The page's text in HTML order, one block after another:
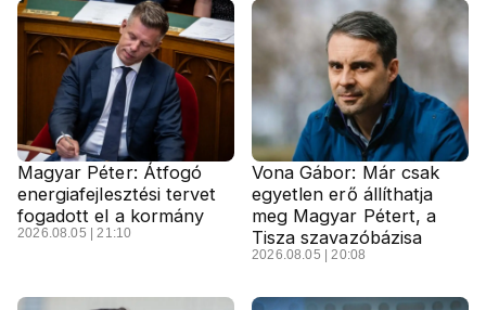
Magyar Péter: Átfogó
energiafejlesztési tervet
fogadott el a kormány
2026.08.05 | 21:10
Vona Gábor: Már csak
egyetlen erő állíthatja
meg Magyar Pétert, a
Tisza szavazóbázisa
2026.08.05 | 20:08